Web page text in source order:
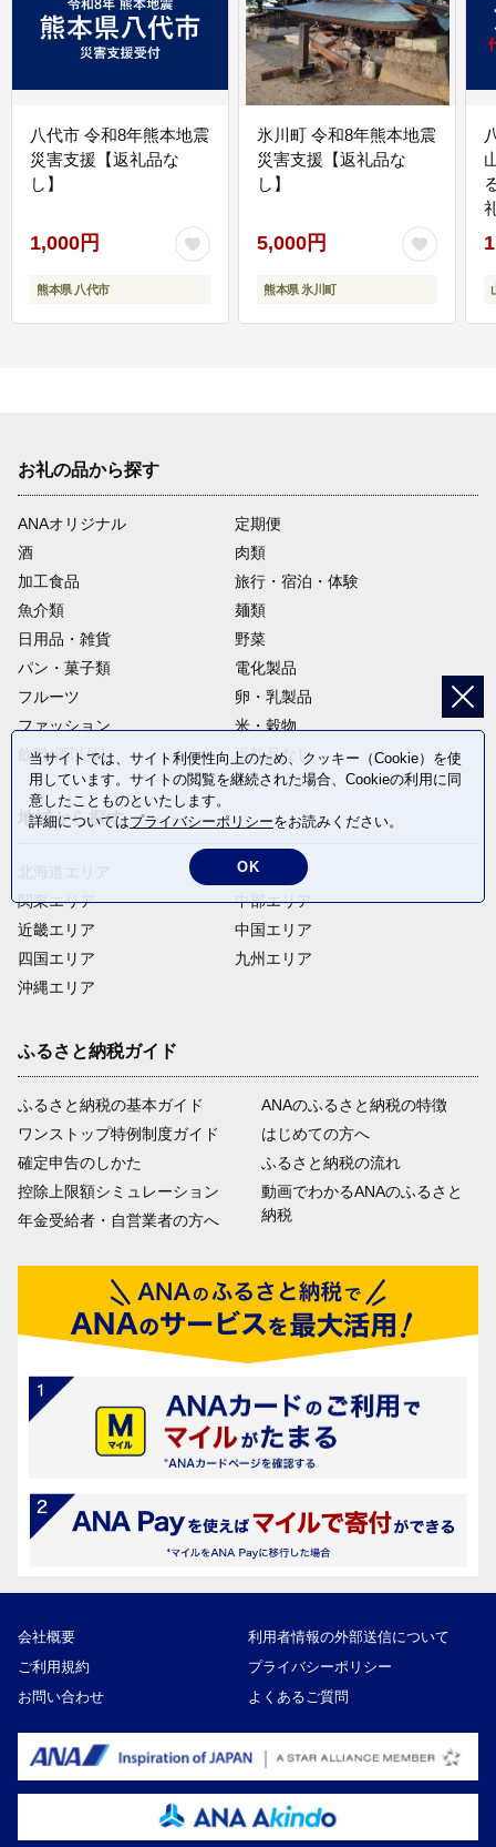
八代市 令和8年熊本地震
災害支援【返礼品な
し】
1,000円
熊本県 八代市
氷川町 令和8年熊本地震
災害支援【返礼品な
し】
5,000円
熊本県 氷川町
お礼の品から探す
ANAオリジナル
定期便
酒
肉類
加工食品
旅行・宿泊・体験
魚介類
麺類
日用品・雑貨
野菜
パン・菓子類
電化製品
フルーツ
卵・乳製品
ファッション
米・穀物
飲料(酒以外)
返礼品なし
地域から探す
関東エリア
近畿エリア
四国エリア
沖縄エリア
東北エリア
中部エリア
中国エリア
九州エリア
ふるさと納税ガイド
ふるさと納税の基本ガイド
ワンストップ特例制度ガイド
確定申告のしかた
控除上限額シミュレーション
年金受給者・自営業者の方へ
ANAのふるさと納税の特徴
はじめての方へ
ふるさと納税の流れ
動画でわかるANAのふるさと
納税
会社概要
利用者情報の外部送信について
ご利用規約
プライバシーポリシー
お問い合わせ
よくあるご質問
当サイトでは、サイト利便性向上のため、クッキー（Cookie）を使
用しています。サイトの閲覧を継続された場合、Cookieの利用に同
意したことものといたします。
詳細についてはプライバシーポリシーをお読みください。
OK